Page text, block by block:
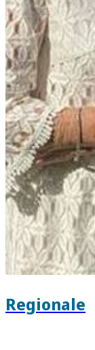
Regionale